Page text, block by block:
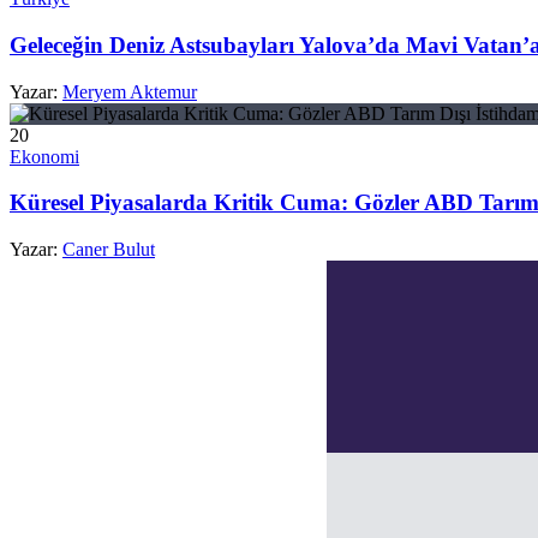
Geleceğin Deniz Astsubayları Yalova’da Mavi
Yazar: Meryem Aktemur
20
Ekonomi
Küresel Piyasalarda Kritik Cuma: Gözler ABD Tarım
Yazar: Caner Bulut